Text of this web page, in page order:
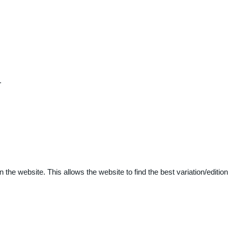
website. This allows the website to find the best variation/edition